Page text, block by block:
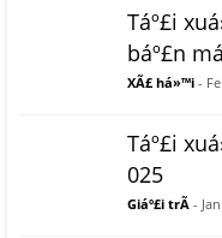
Táº£i
báº£n
XÃ£ há»™i -
Táº£i
025
Giáº£i trÃ­ -